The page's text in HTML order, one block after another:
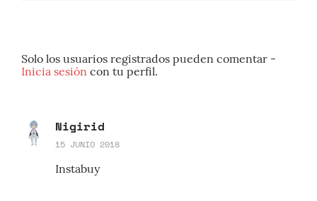
Solo los usuarios registrados pueden comentar -
Inicia sesión con tu perfil.
Nigirid
15 JUNIO 2018
Instabuy